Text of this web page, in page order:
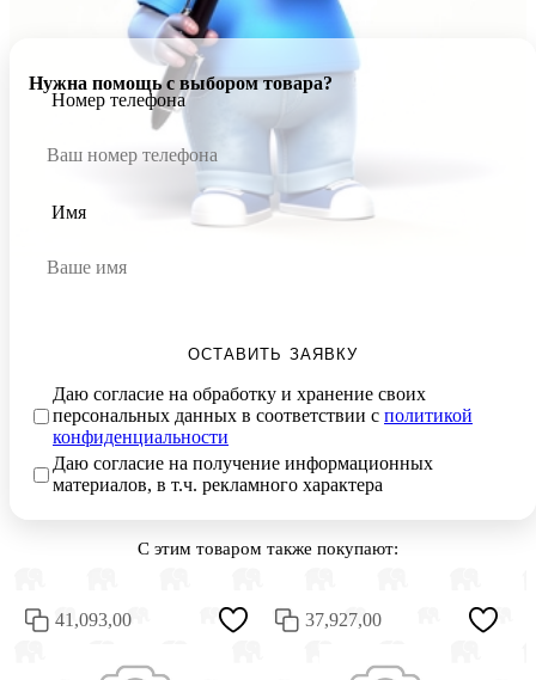
Нужна помощь с выбором товара?
Номер телефона
Имя
ОСТАВИТЬ ЗАЯВКУ
Даю согласие на обработку и хранение своих
персональных данных в соответствии с политикой
конфиденциальности
Даю согласие на получение информационных
материалов, в т.ч. рекламного характера
С этим товаром также покупают:
41,093,00 37,927,00